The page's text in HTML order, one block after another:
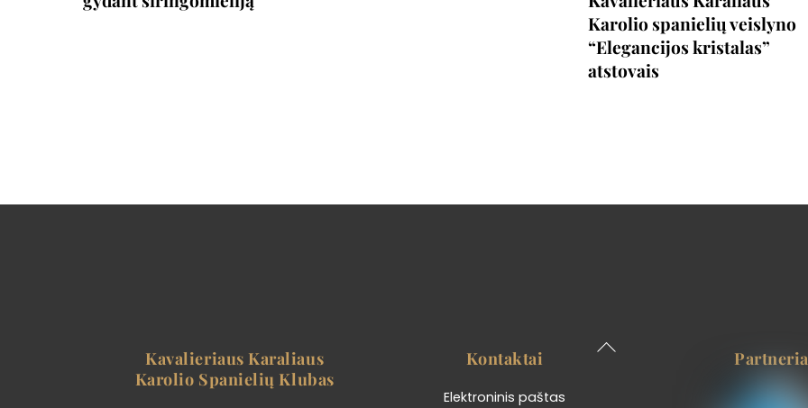
Karolio spanielių veislyno
“Elegancijos kristalas”
atstovais
Back
Kavalieriaus Karaliaus
Karolio Spanielių Klubas
Kontaktai
Elektroninis paštas